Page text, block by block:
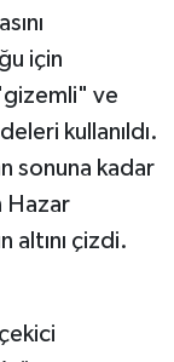
için
ve
kullanıldı.
sonuna kadar
Hazar
altını çizdi.